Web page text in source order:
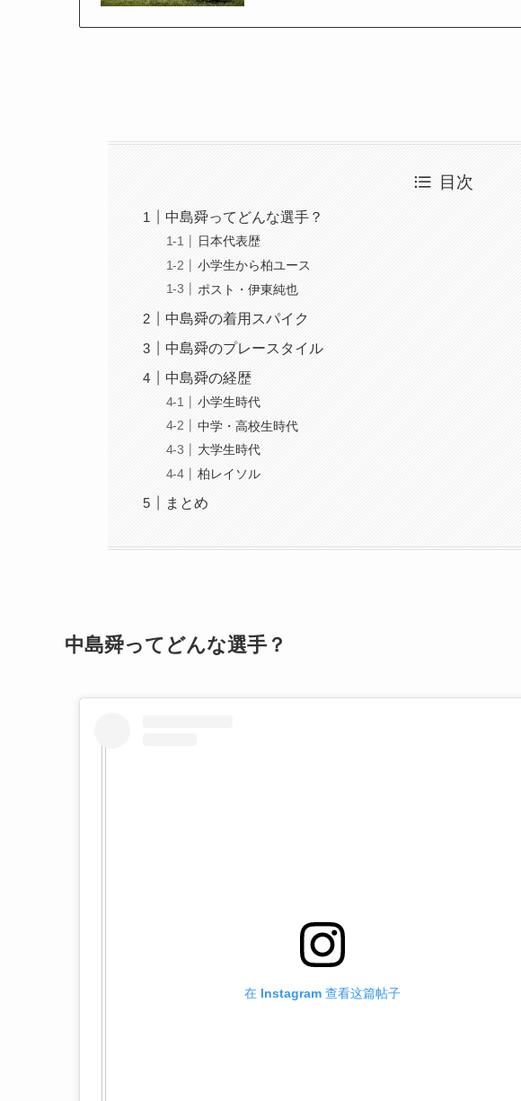
目次
中島舜ってどんな選手？
日本代表歴
小学生から柏ユース
ポスト・伊東純也
中島舜の着用スパイク
中島舜のプレースタイル
中島舜の経歴
小学生時代
中学・高校生時代
大学生時代
柏レイソル
まとめ
中島舜ってどんな選手？
在 Instagram 查看这篇帖子